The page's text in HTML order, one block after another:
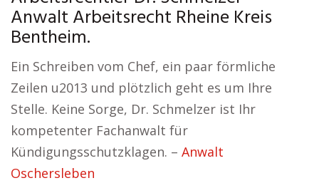
Anwalt Arbeitsrecht Rheine Kreis
Bentheim.
Ein Schreiben vom Chef, ein paar förmliche
Zeilen u2013 und plötzlich geht es um Ihre
Stelle. Keine Sorge, Dr. Schmelzer ist Ihr
kompetenter Fachanwalt für
Kündigungsschutzklagen. – Anwalt
Oschersleben